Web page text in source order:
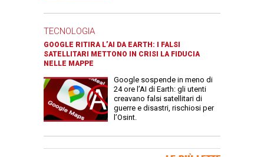
TECNOLOGIA
GOOGLE RITIRA L’AI DA EARTH: I FALSI
SATELLITARI METTONO IN CRISI LA FIDUCIA
NELLE MAPPE
Google sospende in meno di
24 ore l’AI di Earth: gli utenti
creavano falsi satellitari di
guerre e disastri, rischiosi per
l’Osint.